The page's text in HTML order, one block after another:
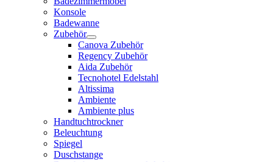
Konsole
Badewanne
Zubehör
Canova Zubehör
Regency Zubehör
Aida Zubehör
Tecnohotel Edelstahl
Altissima
Ambiente
Ambiente plus
Handtuchtrockner
Beleuchtung
Spiegel
Duschstange